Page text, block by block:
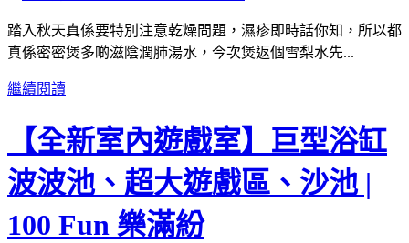
踏入秋天真係要特別注意乾燥問題，濕疹即時話你知，所以都
真係密密煲多啲滋陰潤肺湯水，今次煲返個雪梨水先...
繼續閱讀
【全新室內遊戲室】巨型浴缸
波波池、超大遊戲區、沙池 |
100 Fun 樂滿紛